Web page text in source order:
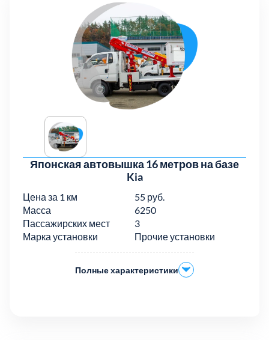
Японская автовышка 16 метров на базе
Kia
Цена за 1 км
55 руб.
Масса
6250
Пассажирских мест
3
Марка установки
Прочие установки
Полные характеристики
Выберите